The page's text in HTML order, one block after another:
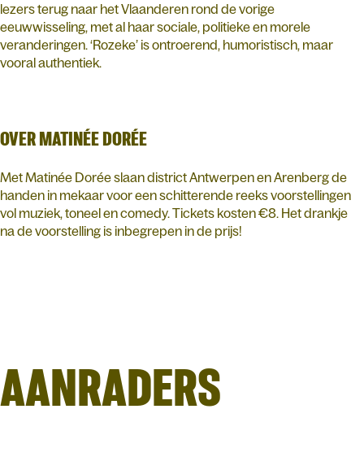
lezers terug naar het Vlaanderen rond de vorige
eeuwwisseling, met al haar sociale, politieke en morele
veranderingen. ‘Rozeke’ is ontroerend, humoristisch, maar
vooral authentiek.
OVER MATINÉE DORÉE
Met Matinée Dorée slaan district Antwerpen en Arenberg de
handen in mekaar voor een schitterende reeks voorstellingen
vol muziek, toneel en comedy. Tickets kosten €8. Het drankje
na de voorstelling is inbegrepen in de prijs!
AANRADERS